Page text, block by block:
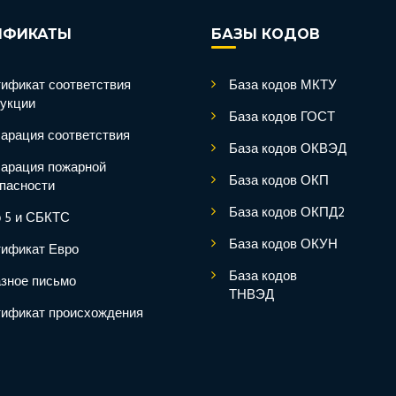
соответствия
соответствия
пожарной
5 и СБКТС
Евро
письмо
происхождения
БАЗЫ КОДОВ
База кодов МКТУ
База кодов ГОСТ
База кодов ОКВЭД
База кодов ОКП
База кодов ОКПД2
База кодов ОКУН
База кодов
ТНВЭД